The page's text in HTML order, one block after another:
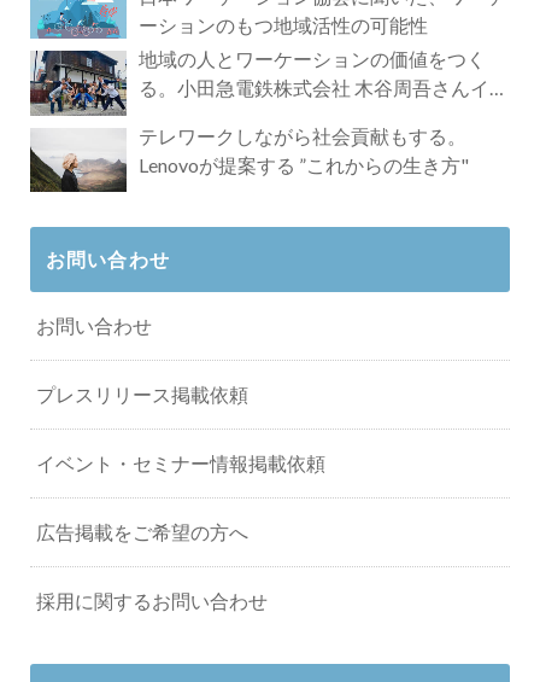
ーションのもつ地域活性の可能性
地域の人とワーケーションの価値をつく
る。小田急電鉄株式会社 木谷周吾さんイン
テレワークしながら社会貢献もする。
Lenovoが提案する ”これからの生き方"
お問い合わせ
お問い合わせ
プレスリリース掲載依頼
イベント・セミナー情報掲載依頼
広告掲載をご希望の方へ
採用に関するお問い合わせ